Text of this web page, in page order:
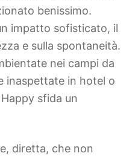
benissimo.
impatto sofisticato, il
e sulla spontaneità.
nei campi da
inaspettate in hotel o
sfida un
diretta, che non